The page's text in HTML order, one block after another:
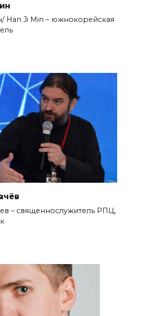
Han Ji Min – южнокорейская
– священнослужитель РПЦ,